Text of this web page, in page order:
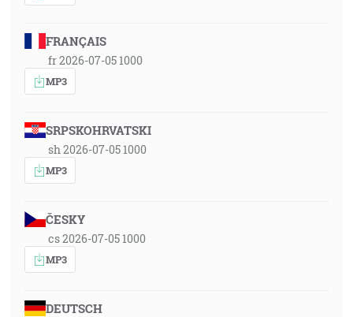
FRANÇAIS
fr 2026-07-05 1000
MP3
SRPSKOHRVATSKI
sh 2026-07-05 1000
MP3
ČESKY
cs 2026-07-05 1000
MP3
DEUTSCH